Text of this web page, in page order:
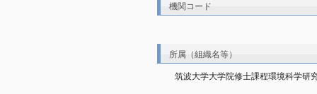
機関コード
所属（組織名等）
筑波大学大学院修士課程環境科学研